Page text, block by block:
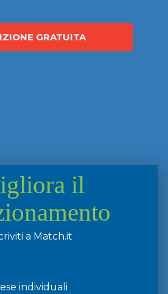
GRATUITA
il
a Match.it
individuali